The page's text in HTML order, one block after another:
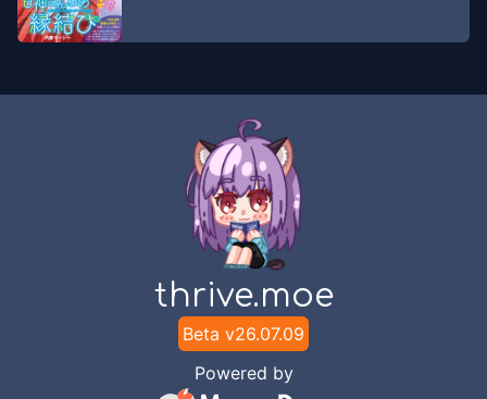
thrive.moe
Beta v26.07.09
Powered by